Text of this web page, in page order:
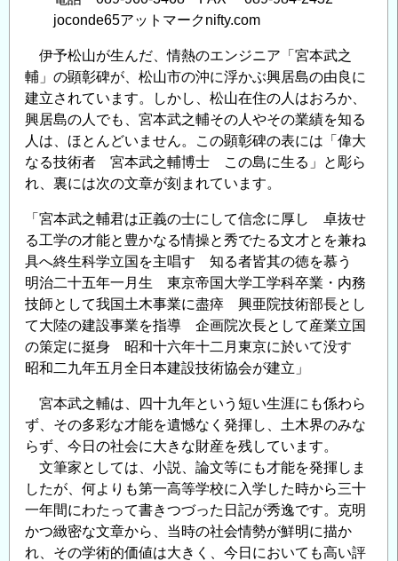
joconde65アットマークnifty.com
伊予松山が生んだ、情熱のエンジニア「宮本武之
輔」の顕彰碑が、松山市の沖に浮かぶ興居島の由良に
建立されています。しかし、松山在住の人はおろか、
興居島の人でも、宮本武之輔その人やその業績を知る
人は、ほとんどいません。この顕彰碑の表には「偉大
なる技術者 宮本武之輔博士 この島に生る」と彫ら
れ、裏には次の文章が刻まれています。
「宮本武之輔君は正義の士にして信念に厚し 卓抜せ
る工学の才能と豊かなる情操と秀でたる文才とを兼ね
具へ終生科学立国を主唱す 知る者皆其の徳を慕う
明治二十五年一月生 東京帝国大学工学科卒業・内務
技師として我国土木事業に盡瘁 興亜院技術部長とし
て大陸の建設事業を指導 企画院次長として産業立国
の策定に挺身 昭和十六年十二月東京に於いて没す
昭和二九年五月全日本建設技術協会が建立」
宮本武之輔は、四十九年という短い生涯にも係わら
ず、その多彩な才能を遺憾なく発揮し、土木界のみな
らず、今日の社会に大きな財産を残しています。
文筆家としては、小説、論文等にも才能を発揮しま
したが、何よりも第一高等学校に入学した時から三十
一年間にわたって書きつづった日記が秀逸です。克明
かつ緻密な文章から、当時の社会情勢が鮮明に描か
れ、その学術的価値は大きく、今日においても高い評